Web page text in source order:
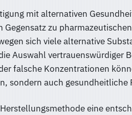
mit alternativen
zu
sich viele alternative
Auswahl vertrauenswürdiger
falsche Konzentrationen
sondern auch gesundheitliche
eine